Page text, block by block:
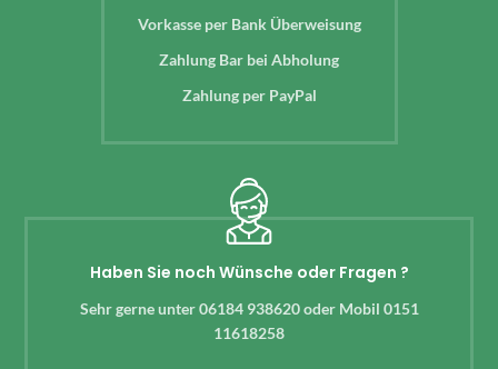
Vorkasse per Bank Überweisung
Zahlung Bar bei Abholung
Zahlung per PayPal
Haben Sie noch Wünsche oder Fragen ?
Sehr gerne unter 06184 938620 oder Mobil 0151
11618258